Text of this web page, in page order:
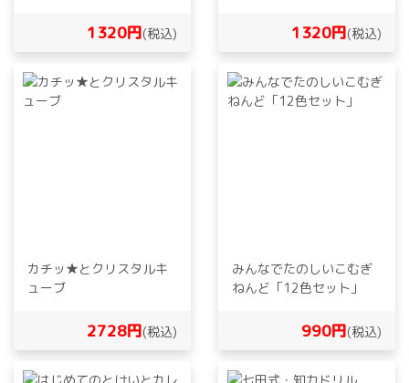
1320円(税込) 1320円(税込)
カチッ★とクリスタルキ
ューブ
2728円(税込)
みんなでたのしいこむぎ
ねんど「12色セット」
990円(税込)